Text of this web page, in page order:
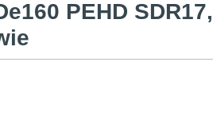
PEHD